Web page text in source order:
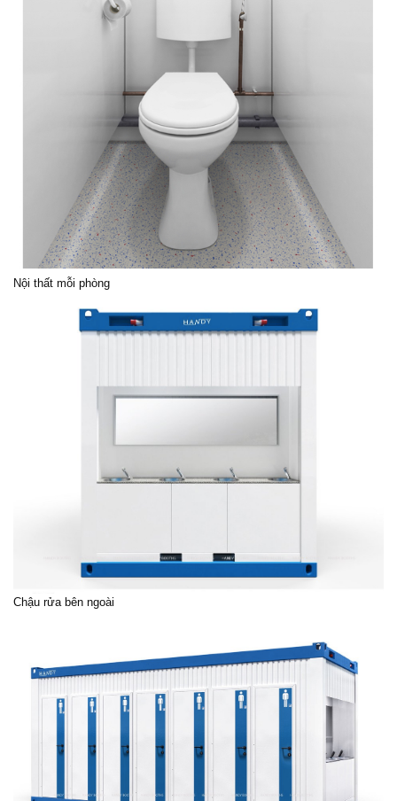
Nội thất mỗi phòng
Chậu rửa bên ngoài